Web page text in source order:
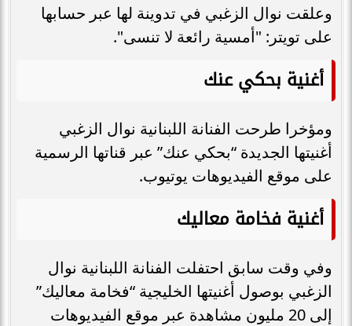
وعلقت نوال الزغبي في تدوينة لها عبر حسابها
على تويتر: "أمسية رائعة لا تنسى".
أغنية بحكي عنك
ومؤخرا طرحت الفنانة اللبنانية نوال الزغبي
أغنيتها الجديدة “بحكي عنك” عبر قناتها الرسمية
على موقع الفيديوهات يوتيوب.
أغنية فخامة معاليك
وفي وقت سابق احتفلت الفنانة اللبنانية نوال
الزغبي بوصول أغنيتها الخليجية “فخامة معاليك”
إلى 20 مليون مشاهدة عبر موقع الفيديوهات